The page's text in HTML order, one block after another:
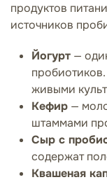
продуктов
источников
Йогурт —
живыми
Кефир —
штаммами
Сыр с
содержат
Квашеная